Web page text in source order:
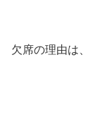
欠席の理由は